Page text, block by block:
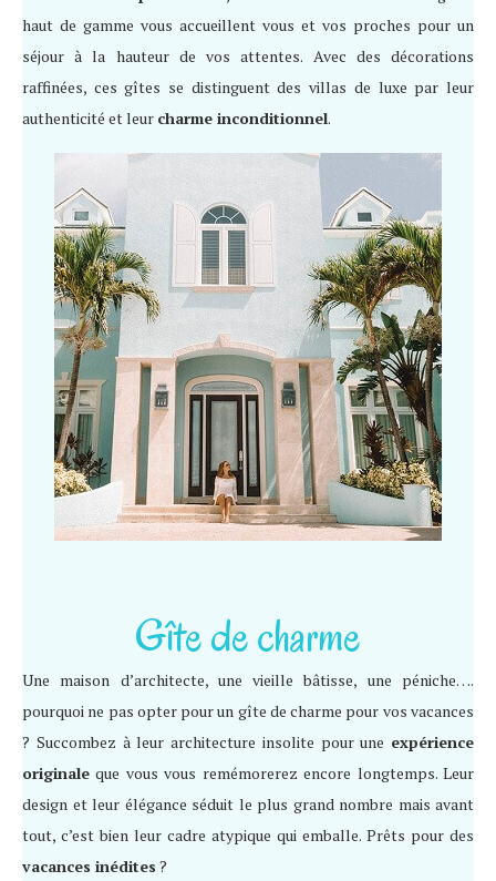
haut de gamme vous accueillent vous et vos proches pour un
séjour à la hauteur de vos attentes. Avec des décorations
raffinées, ces gîtes se distinguent des villas de luxe par leur
authenticité et leur charme inconditionnel.
Gîte de charme
Une maison d’architecte, une vieille bâtisse, une péniche….
pourquoi ne pas opter pour un gîte de charme pour vos vacances
? Succombez à leur architecture insolite pour une expérience
originale que vous vous remémorerez encore longtemps. Leur
design et leur élégance séduit le plus grand nombre mais avant
tout, c’est bien leur cadre atypique qui emballe. Prêts pour des
vacances inédites ?